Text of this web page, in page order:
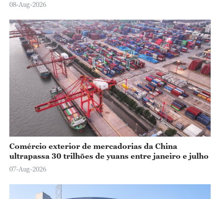
08-Aug-2026
Comércio exterior de mercadorias da China
ultrapassa 30 trilhões de yuans entre janeiro e julho
07-Aug-2026